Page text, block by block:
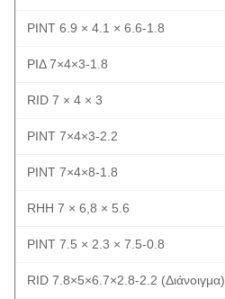
ΡΙΝΤ 6.9 × 4.1 × 6.6-1.8
ΡΙΔ 7×4×3-1.8
RID 7 × 4 × 3
ΡΙΝΤ 7×4×3-2.2
ΡΙΝΤ 7×4×8-1.8
RHH 7 × 6,8 × 5.6
ΡΙΝΤ 7.5 × 2.3 × 7.5-0.8
RID 7.8×5×6.7×2.8-2.2 (Διάνοιγμα)